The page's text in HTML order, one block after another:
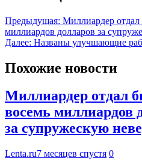
Предыдущая: Миллиардер
миллиардов долларов за
Далее: Названы улучшающие
Похожие новости
Миллиардер отдал
восемь миллиардов
за супружескую
Lenta.ru7 месяцев спустя 0